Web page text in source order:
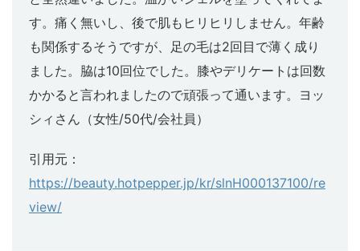
す。痛く無いし、後で肌もヒリヒリしません。年齢
も関係するそうですが、足の毛は2回目で薄く成り
ました。脇は10回位でした。膝やデリケートは回数
かかると言われましたので頑張って通います。ヨッ
シィさん（女性/50代/会社員）
引用元：
https://beauty.hotpepper.jp/kr/slnH000137100/re
view/